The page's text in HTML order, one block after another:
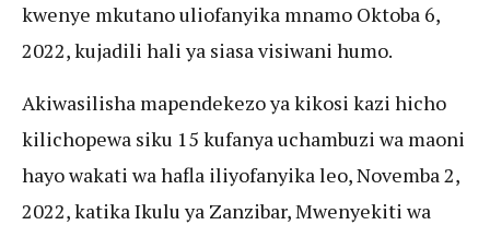
kwenye mkutano uliofanyika mnamo Oktoba 6,
2022, kujadili hali ya siasa visiwani humo.
Akiwasilisha mapendekezo ya kikosi kazi hicho
kilichopewa siku 15 kufanya uchambuzi wa maoni
hayo wakati wa hafla iliyofanyika leo, Novemba 2,
2022, katika Ikulu ya Zanzibar, Mwenyekiti wa